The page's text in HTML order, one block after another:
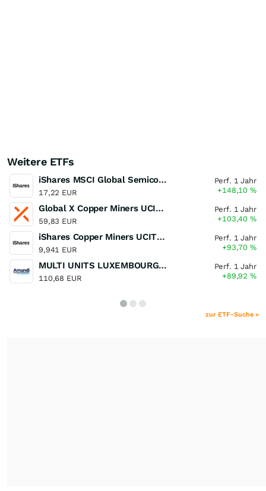
Weitere ETFs
iShares MSCI Global Semiconductors UCITS ETF USD (Acc)
17,22 EUR
Perf. 1 Jahr
+148,10%
Global X Copper Miners UCITS ETF USD Acc
59,83 EUR
Perf. 1 Jahr
+103,40%
iShares Copper Miners UCITS ETF
9,941 EUR
Perf. 1 Jahr
+93,70%
MULTI UNITS LUXEMBOURG - Lyxor MSCI Semiconductors ESG Filtered
110,68 EUR
Perf. 1 Jahr
+89,92%
zur ETF-Suche »